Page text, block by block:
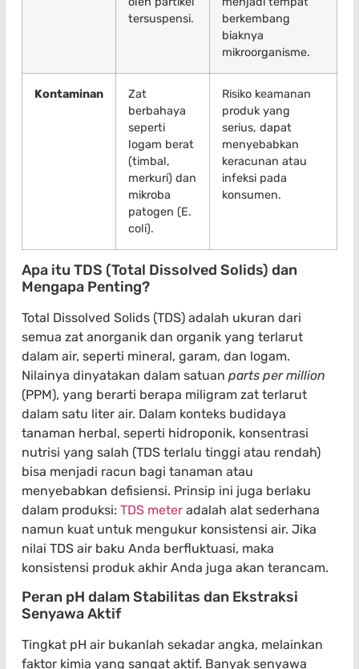
tersuspensi.
berkembang
biaknya
mikroorganisme.
Kontaminan
Zat
berbahaya
seperti
logam berat
(timbal,
merkuri) dan
mikroba
patogen (E.
coli).
Risiko keamanan
produk yang
serius, dapat
menyebabkan
keracunan atau
infeksi pada
konsumen.
Apa itu TDS (Total Dissolved Solids) dan
Mengapa Penting?
Total Dissolved Solids (TDS) adalah ukuran dari
semua zat anorganik dan organik yang terlarut
dalam air, seperti mineral, garam, dan logam.
Nilainya dinyatakan dalam satuan parts per million
(PPM), yang berarti berapa miligram zat terlarut
dalam satu liter air. Dalam konteks budidaya
tanaman herbal, seperti hidroponik, konsentrasi
nutrisi yang salah (TDS terlalu tinggi atau rendah)
bisa menjadi racun bagi tanaman atau
menyebabkan defisiensi. Prinsip ini juga berlaku
dalam produksi: TDS meter adalah alat sederhana
namun kuat untuk mengukur konsistensi air. Jika
nilai TDS air baku Anda berfluktuasi, maka
konsistensi produk akhir Anda juga akan terancam.
Peran pH dalam Stabilitas dan Ekstraksi
Senyawa Aktif
Tingkat pH air bukanlah sekadar angka, melainkan
faktor kimia yang sangat aktif. Banyak senyawa